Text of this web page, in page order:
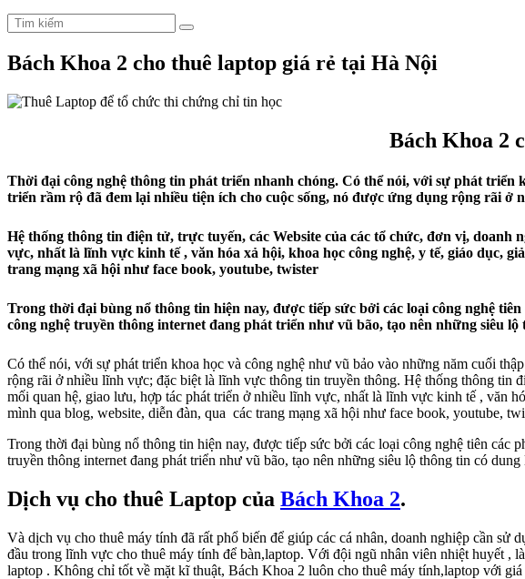
Bách Khoa 2 cho thuê laptop giá rẻ tại Hà Nội
Bách Khoa 2
Thời đại công nghệ thông tin phát triển nhanh chóng. Có thể nói, với sự phát
triển rầm rộ đã đem lại nhiều tiện ích cho cuộc sống, nó được ứng dụng rộng rãi
Hệ thống thông tin điện tử, trực tuyến, các Website của các tổ chức, đơn vị,
vực, nhất là lĩnh vực kinh tế , văn hóa xả hội, khoa học công nghệ, y tế, giáo dục,
trang mạng xã hội như face book, youtube, twister
Trong thời đại bùng nổ thông tin hiện nay, được tiếp sức bởi các loại công nghệ
công nghệ truyền thông internet đang phát triển như vũ bão, tạo nên những siêu
Có thể nói, với sự phát triển khoa học và công nghệ như vũ bảo vào những năm cuối
rộng rãi ở nhiều lĩnh vực; đặc biệt là lĩnh vực thông tin truyền thông. Hệ thống thông tin
mối quan hệ, giao lưu, hợp tác phát triển ở nhiều lĩnh vực, nhất là lĩnh vực kinh tế , văn
mình qua blog, website, diễn đàn, qua các trang mạng xã hội như face book, youtube,
Trong thời đại bùng nổ thông tin hiện nay, được tiếp sức bởi các loại công nghệ tiên
truyền thông internet đang phát triển như vũ bão, tạo nên những siêu lộ thông tin có
Dịch vụ cho thuê Laptop của Bách Khoa 2.
Và dịch vụ cho thuê máy tính đã rất phổ biến để giúp các cá nhân, doanh nghiệp cần
đầu trong lĩnh vực cho thuê máy tính để bàn,laptop. Với đội ngũ nhân viên nhiệt huyết ,
laptop . Không chỉ tốt về mặt kĩ thuật, Bách Khoa 2 luôn cho thuê máy tính,laptop với